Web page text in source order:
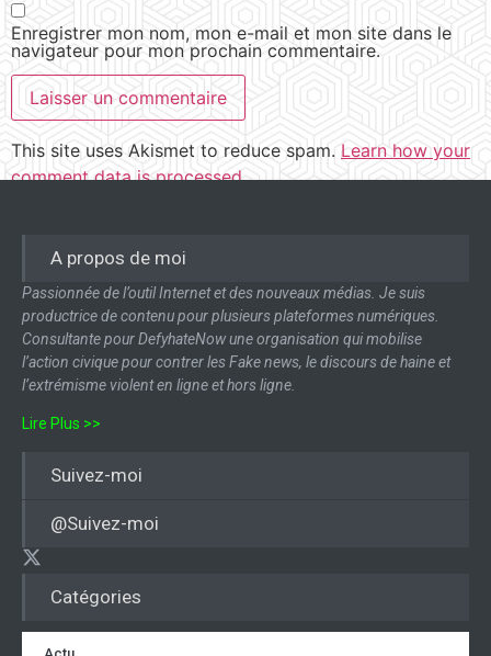
Enregistrer mon nom, mon e-mail et mon site dans le
navigateur pour mon prochain commentaire.
This site uses Akismet to reduce spam. Learn how your
comment data is processed.
Catégories
A propos de moi
Passionnée de l’outil Internet et des nouveaux médias. Je suis
productrice de contenu pour plusieurs plateformes numériques.
Consultante pour DefyhateNow une organisation qui mobilise
l’action civique pour contrer les Fake news, le discours de haine et
l’extrémisme violent en ligne et hors ligne.
Lire Plus >>
Suivez-moi
@Suivez-moi